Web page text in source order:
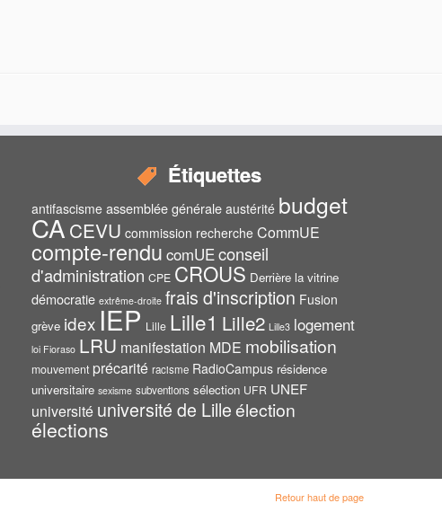
Étiquettes
antifascisme assemblée générale austérité budget
CA CEVU commission recherche CommUE
compte-rendu comUEconseil
d'administration CPE CROUS Derrière la vitrine
démocratie extrême-droite frais d'inscription Fusion
grève idex IEP Lille Lille1 Lille2 Lille3 logement
loi Fioraso LRU manifestation MDE mobilisation
mouvement précarité racisme RadioCampus résidence
universitaire sexisme subventions sélection UFR UNEF
université université de Lilleélection
élections
Retour haut de page